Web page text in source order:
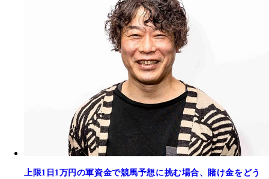
上限1日1万円の軍資金で競馬予想に挑む場合、賭け金をどう